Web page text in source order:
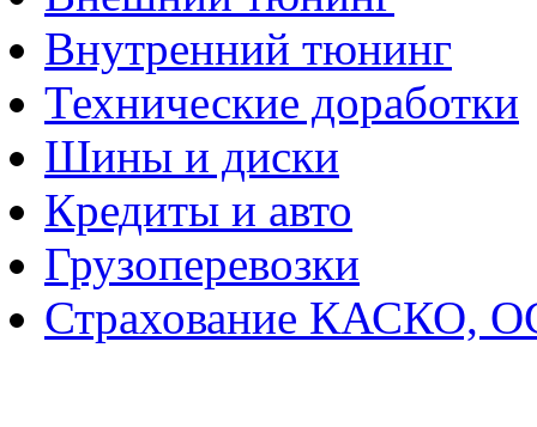
Внутренний тюнинг
Технические доработки
Шины и диски
Кредиты и авто
Грузоперевозки
Страхование КАСКО,